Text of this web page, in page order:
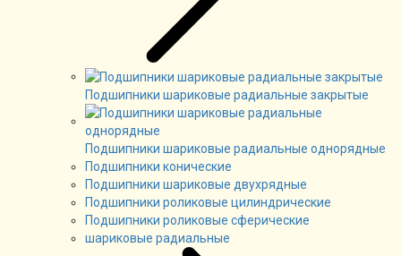
Подшипники шариковые радиальные закрытые
Подшипники шариковые радиальные однорядные
Подшипники конические
Подшипники шариковые двухрядные
Подшипники роликовые цилиндрические
Подшипники роликовые сферические
шариковые радиальные